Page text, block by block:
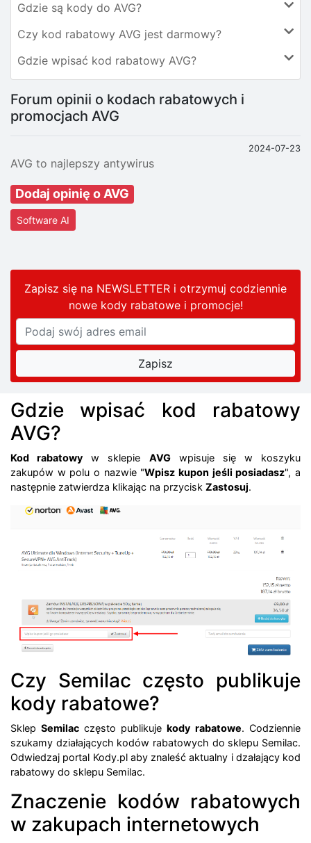
Gdzie są kody do AVG?
Czy kod rabatowy AVG jest darmowy?
Gdzie wpisać kod rabatowy AVG?
Forum opinii o kodach rabatowych i
promocjach AVG
2024-07-23
AVG to najlepszy antywirus
Dodaj opinię o AVG
Software AI
Zapisz się na NEWSLETTER i otrzymuj codziennie
nowe kody rabatowei promocje!
Gdzie wpisać kod rabatowy
AVG?
Kod rabatowy w sklepie AVGwpisuje się w koszyku
zakupów w polu o nazwie "Wpisz kupon jeśli posiadasz", a
następnie zatwierdza klikając na przycisk Zastosuj.
Czy Semilac często publikuje
kody rabatowe?
SklepSemilac często publikujekody rabatowe. Codziennie
szukamy działających kodów rabatowych do sklepu Semilac.
Odwiedzaj portal Kody.pl aby znaleść aktualny i dzałający kod
rabatowy do sklepu Semilac.
Znaczenie kodów rabatowych
w zakupach internetowych